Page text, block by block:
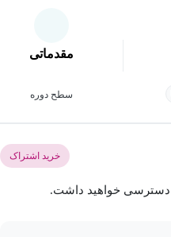
مقدماتی
سطح دوره
خرید اشتراک